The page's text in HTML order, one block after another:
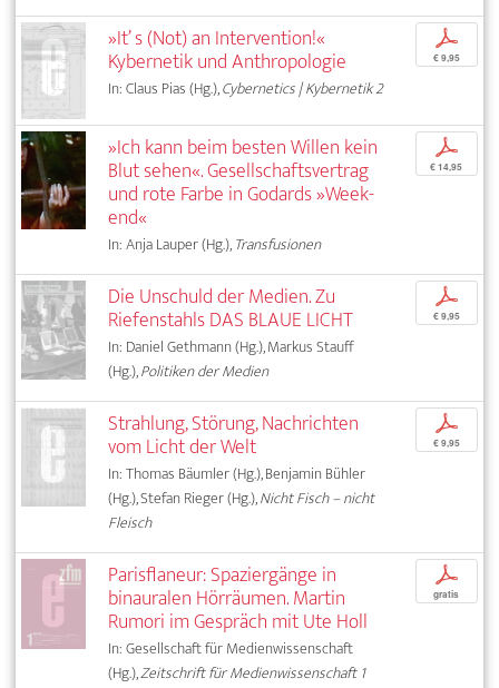
»It’ s (Not) an Intervention!«
Kybernetik und Anthropologie
In: Claus Pias (Hg.),Cybernetics | Kybernetik 2
p
€ 9,95
»Ich kann beim besten Willen kein
Blut sehen«. Gesellschaftsvertrag
und rote Farbe in Godards »Week-
end«
In: Anja Lauper (Hg.),Transfusionen
p
€ 14,95
Die Unschuld der Medien. Zu
Riefenstahls DAS BLAUE LICHT
In: Daniel Gethmann (Hg.), Markus Stauff
(Hg.),Politiken der Medien
p
€ 9,95
Strahlung, Störung, Nachrichten
vom Licht der Welt
In: Thomas Bäumler (Hg.), Benjamin Bühler
(Hg.), Stefan Rieger (Hg.),Nicht Fisch – nicht
Fleisch
p
€ 9,95
Parisflaneur: Spaziergänge in
binauralen Hörräumen. Martin
Rumori im Gespräch mit Ute Holl
In: Gesellschaft für Medienwissenschaft
(Hg.),Zeitschrift für Medienwissenschaft 1
p
gratis